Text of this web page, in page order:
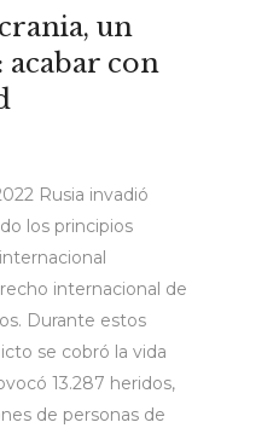
un
acabar con
Rusia invadió
los principios
internacional de
Durante estos
se cobró la vida
13.287 heridos,
de personas de